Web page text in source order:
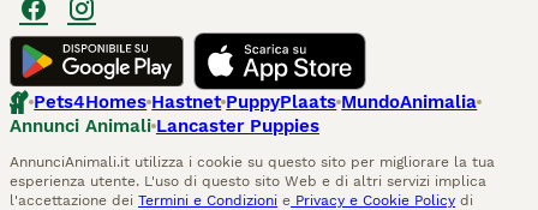
Pets4Homes Hastnet PuppyPlaats MundoAnimalia
Annunci Animali Lancaster Puppies
AnnunciAnimali.it utilizza i cookie su questo sito per migliorare la tua
esperienza utente. L'uso di questo sito Web e di altri servizi implica
l'accettazione dei Termini e Condizioni e Privacy e Cookie Policy di